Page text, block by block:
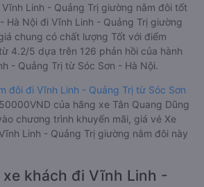
Linh - Quảng Trị giường nằm đôi tốt
Hà Nội đi Vĩnh Linh - Quảng Trị giường
chung có chất lượng Tốt với điểm
4.2/5 dựa trên 126 phản hồi của hành
- Quảng Trị từ Sóc Sơn - Hà Nội.
đôi đi Vĩnh Linh - Quảng Trị từ Sóc Sơn
của hãng xe Tân Quang Dũng
chương trình khuyến mãi, giá vé Xe
Linh - Quảng Trị giường nằm đôi này
xe khách đi Vĩnh Linh -